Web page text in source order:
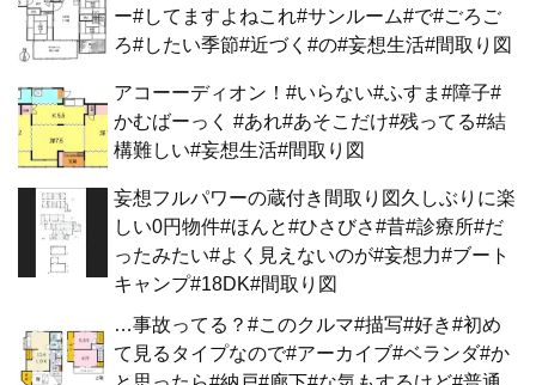
ー#してますよねこれ#サンルーム#で#ごろご
ろ#したい季節#近づく#の#妄想生活#間取り図
アコーーディオン！#いらない#ふすま#障子#
かむばーっく #あれ#あそこだけ#残ってる#結
構難しい#妄想生活#間取り図
妄想フルパワーの蔵付き間取り図久しぶりに楽
しい0円物件#ほんと#ひさびさ#昔#診療所#だ
ったみたい#よく見えないのが#妄想力#ブート
キャンプ#18DK#間取り図
…事故ってる？#このクルマ#描写#好き#初め
て見るタイプなので#アーカイブ#ベランダ#か